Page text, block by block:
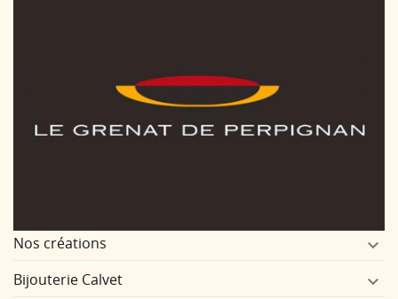
Nos créations 
Bijouterie Calvet 